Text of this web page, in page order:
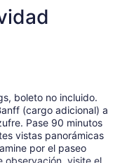
boleto no incluido.
(cargo adicional) a
Pase 90 minutos
vistas panorámicas
por el paseo
observación, visite el